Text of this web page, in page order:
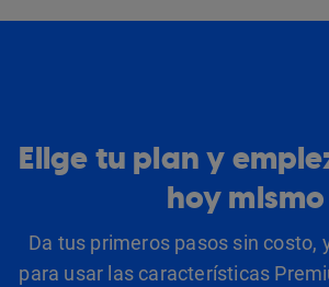
Elige tu plan y
hoy mismo
Da tus primeros pasos sin costo,
para usar las características